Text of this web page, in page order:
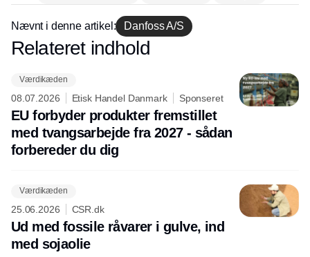
Nævnt i denne artikel: Danfoss A/S
Annonce
Relateret indhold
Værdikæden
08.07.2026 Etisk Handel Danmark Sponseret
EU forbyder produkter fremstillet
med tvangsarbejde fra 2027 - sådan
forbereder du dig
Værdikæden
25.06.2026 CSR.dk
Ud med fossile råvarer i gulve, ind
med sojaolie